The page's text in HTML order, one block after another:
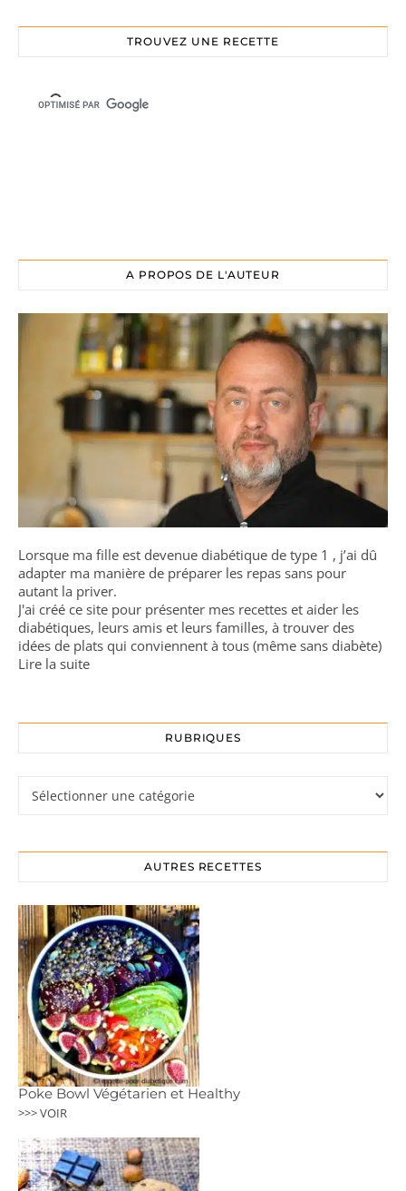
TROUVEZ UNE RECETTE
A PROPOS DE L'AUTEUR
Lorsque ma fille est devenue diabétique de type 1 , j’ai dû
adapter ma manière de préparer les repas sans pour
autant la priver.
J'ai créé ce site pour présenter mes recettes et aider les
diabétiques, leurs amis et leurs familles, à trouver des
idées de plats qui conviennent à tous (même sans diabète)
Lire la suite
RUBRIQUES
AUTRES RECETTES
Poke Bowl Végétarien et Healthy
>>> VOIR